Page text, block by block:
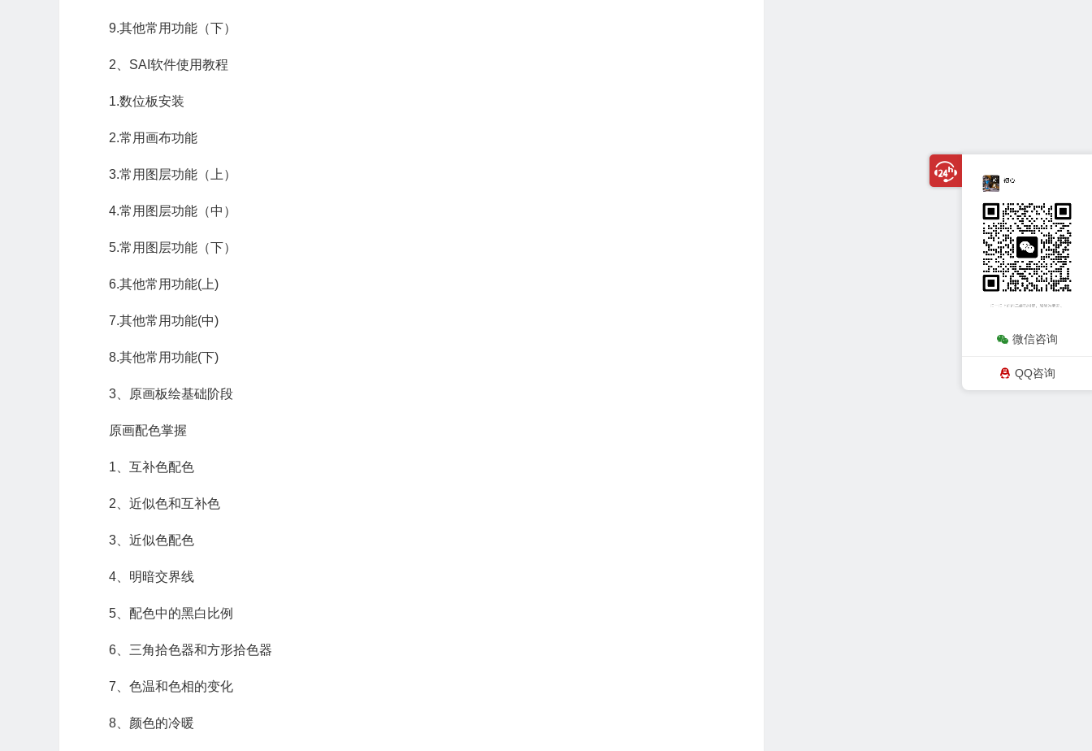
9.其他常用功能（下）
2、SAI软件使用教程
1.数位板安装
2.常用画布功能
3.常用图层功能（上）
4.常用图层功能（中）
5.常用图层功能（下）
6.其他常用功能(上)
7.其他常用功能(中)
8.其他常用功能(下)
3、原画板绘基础阶段
原画配色掌握
1、互补色配色
2、近似色和互补色
3、近似色配色
4、明暗交界线
5、配色中的黑白比例
6、三角拾色器和方形拾色器
7、色温和色相的变化
8、颜色的冷暖
微信咨询
QQ咨询